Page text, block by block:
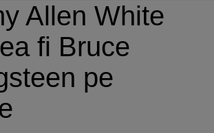
Allen White
fi Bruce
pe